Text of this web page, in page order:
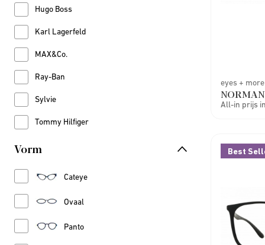
Hugo Boss
Refine by Merk: Hugo Boss
Karl Lagerfeld
Refine by Merk: Karl Lagerfeld
MAX&Co.
Refine by Merk: MAX&Co.
Ray-Ban
Refine by Merk: Ray-Ban
Sylvie
Refine by Merk: Sylvie
Tommy Hilfiger
Refine by Merk: Tommy Hilfiger
Vorm
Cateye
Refine by Vorm: Cateye
Ovaal
Refine by Vorm: Ovaal
Panto
Refine by Vorm: Panto
eyes + more
All-in prijs
Best